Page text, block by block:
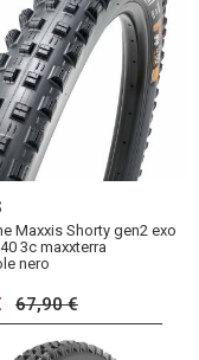
Maxxis Shorty gen2 exo
3c maxxterra
nero
67,90 €